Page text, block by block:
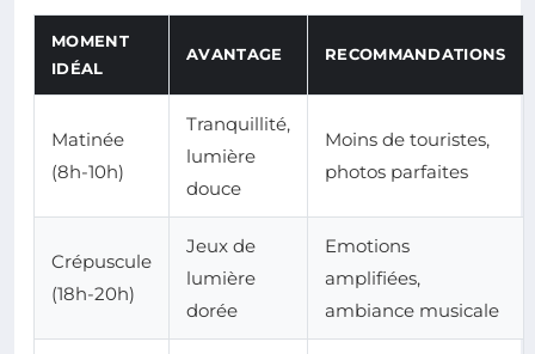
MOMENT
IDÉAL
AVANTAGE RECOMMANDATIONS
Matinée
(8h-10h)
Tranquillité,
lumière
douce
Moins de touristes,
photos parfaites
Crépuscule
(18h-20h)
Jeux de
lumière
dorée
Emotions
amplifiées,
ambiance musicale